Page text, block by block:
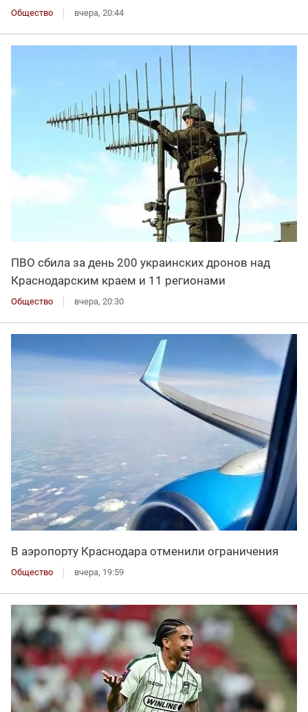
Общество вчера, 20:44
ПВО сбила за день 200 украинских дронов над
Краснодарским краем и 11 регионами
Общество вчера, 20:30
В аэропорту Краснодара отменили ограничения
Общество вчера, 19:59